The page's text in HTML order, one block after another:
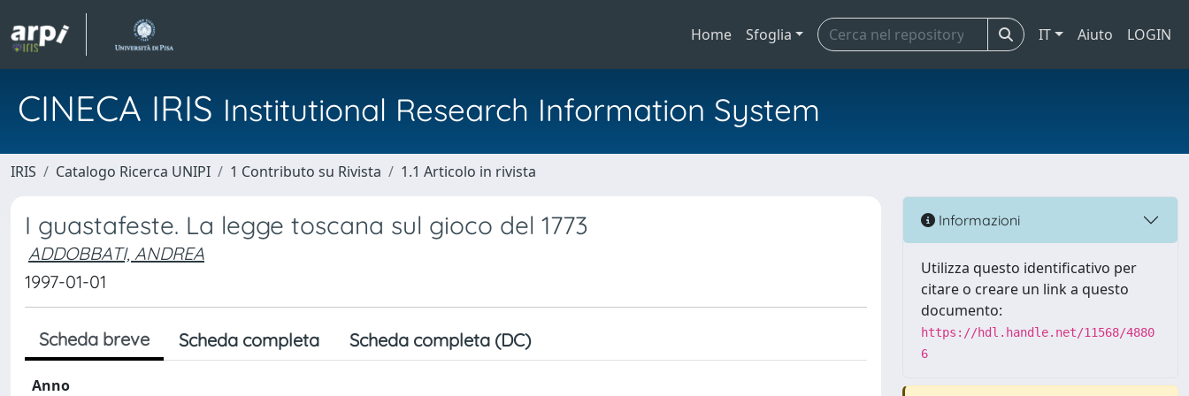
Home Sfoglia IT Aiuto LOGIN
CINECA IRIS Institutional Research Information System
IRIS Catalogo Ricerca UNIPI 1 Contributo su Rivista 1.1 Articolo in rivista
I guastafeste. La legge toscana sul gioco del 1773
ADDOBBATI, ANDREA
1997-01-01
Scheda breve Scheda completa Scheda completa (DC)
Anno
Informazioni
Utilizza questo identificativo per
citare o creare un link a questo
documento:
https://hdl.handle.net/11568/4880
6